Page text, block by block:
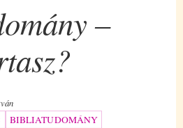
–
BIBLIATUDOMÁNY